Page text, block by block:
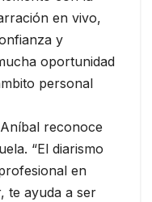
en vivo,
y
oportunidad
personal
reconoce
“El diarismo
en
te ayuda a ser